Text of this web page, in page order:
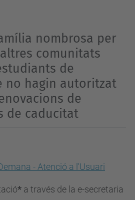
nombrosa per
comunitats
de
no hagin autoritzat
de
de caducitat
- Atenció a l'Usuari
* a través de la e-secretaria